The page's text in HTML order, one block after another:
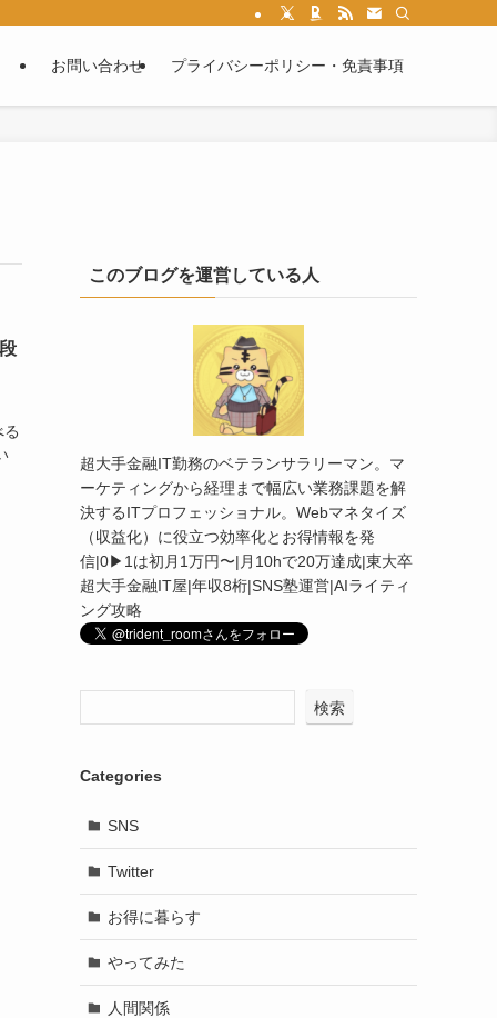
お問い合わせ プライバシーポリシー・免責事項
このブログを運営している人
超大手金融IT勤務のベテランサラリーマン。マ
ーケティングから経理まで幅広い業務課題を解
決するITプロフェッショナル。Webマネタイズ
（収益化）に役立つ効率化とお得情報を発
信|0▶︎1は初月1万円〜|月10hで20万達成|東大卒
超大手金融IT屋|年収8桁|SNS塾運営|AIライティ
ング攻略
検索
Categories
SNS
Twitter
お得に暮らす
やってみた
人間関係